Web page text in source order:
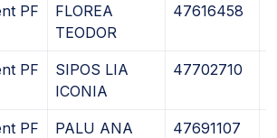
PF
FLOREA
TEODOR
47616458
PF
SIPOS LIA
ICONIA
47702710
PF
PALU ANA
47691107